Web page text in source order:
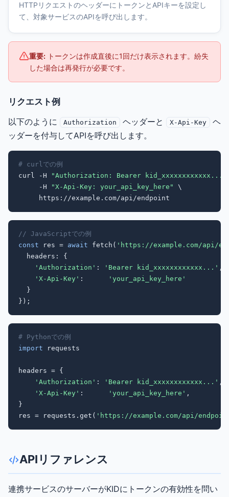
HTTPリクエストのヘッダーにトークンとAPIキーを設定し
て、対象サービスのAPIを呼び出します。
重要: トークンは作成直後に1回だけ表示されます。紛失
した場合は再発行が必要です。
リクエスト例
以下のように
Authorization ヘッダーと X-Api-Key
ヘ
ッダーを付与してAPIを呼び出します。
# curlでの例
curl -H
"Authorization: Bearer kid_xxxxxxxxxxxx..."
     -H
"X-Api-Key: your_api_key_here"
\
     https://example.com/api/endpoint
// JavaScriptでの例
const res = await fetch( 'https://example.com/api/
  headers: {
'Authorization' : 'Bearer kid_xxxxxxxxxxxx...' ,
'X-Api-Key' :
'your_api_key_here'
  }
});
# Pythonでの例
import requests
headers = {
'Authorization' : 'Bearer kid_xxxxxxxxxxxx...' ,
'X-Api-Key' : 'your_api_key_here' ,
}
res = requests.get( 'https://example.com/api/
APIリファレンス
連携サービスのサーバーがKIDにトークンの有効性を問い